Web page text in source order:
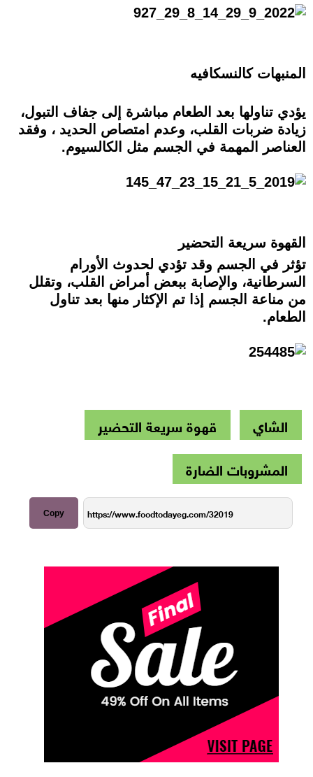
المنبهات كالنسكافيه
يؤدي تناولها بعد الطعام مباشرة إلى جفاف التبول،
زيادة ضربات القلب، وعدم امتصاص الحديد ، وفقد
العناصر المهمة في الجسم مثل الكالسيوم.
القهوة سريعة التحضير
تؤثر في الجسم وقد تؤدي لحدوث الأورام
السرطانية، والإصابة ببعض أمراض القلب، وتقلل
من مناعة الجسم إذا تم الإكثار منها بعد تناول
الطعام.
الشاي
قهوة سريعة التحضير
المشروبات الضارة
Copy